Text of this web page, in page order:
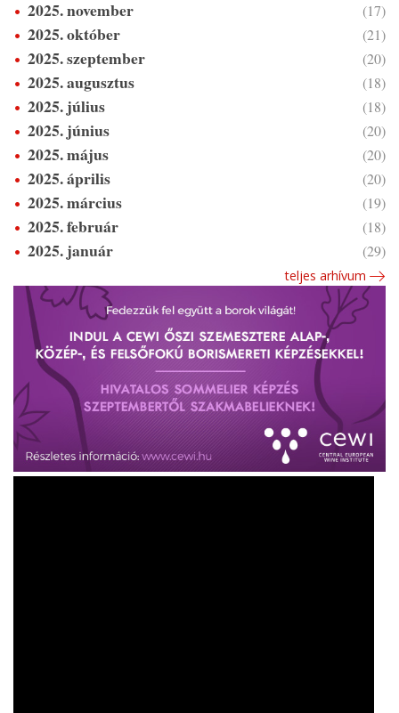
2025. november (17)
2025. október (21)
2025. szeptember (20)
2025. augusztus (18)
2025. július (18)
2025. június (20)
2025. május (20)
2025. április (20)
2025. március (19)
2025. február (18)
2025. január (29)
teljes arhívum